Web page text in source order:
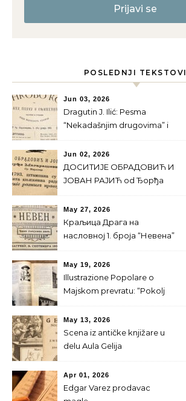
POSLEDNJI TEKSTOVI
Jun 03, 2026
Dragutin J. Ilić: Pesma
“Nekadašnjim drugovima” i
Jun 02, 2026
ДОСИТИЈЕ ОБРАДОВИЋ И
ЈОВАН РАЈИЋ od Ђорђa
May 27, 2026
Краљица Драга на
насловној 1. броја “Невена”
May 19, 2026
Illustrazione Popolare o
Majskom prevratu: “Pokolj
May 13, 2026
Scena iz antičke knjižare u
delu Aula Gelija
Apr 01, 2026
Edgar Varez prodavac